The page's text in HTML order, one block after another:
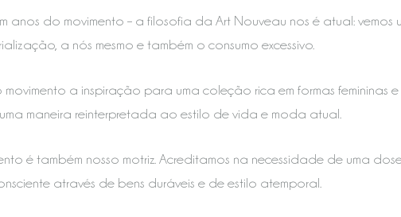
anos do movimento – a filosofia da Art Nouveau nos é atual:
a nós mesmo e também o consumo excessivo.
movimento a inspiração para uma coleção rica em formas femininas
maneira reinterpretada ao estilo de vida e moda atual.
é também nosso motriz. Acreditamos na necessidade de uma
através de bens duráveis e de estilo atemporal.